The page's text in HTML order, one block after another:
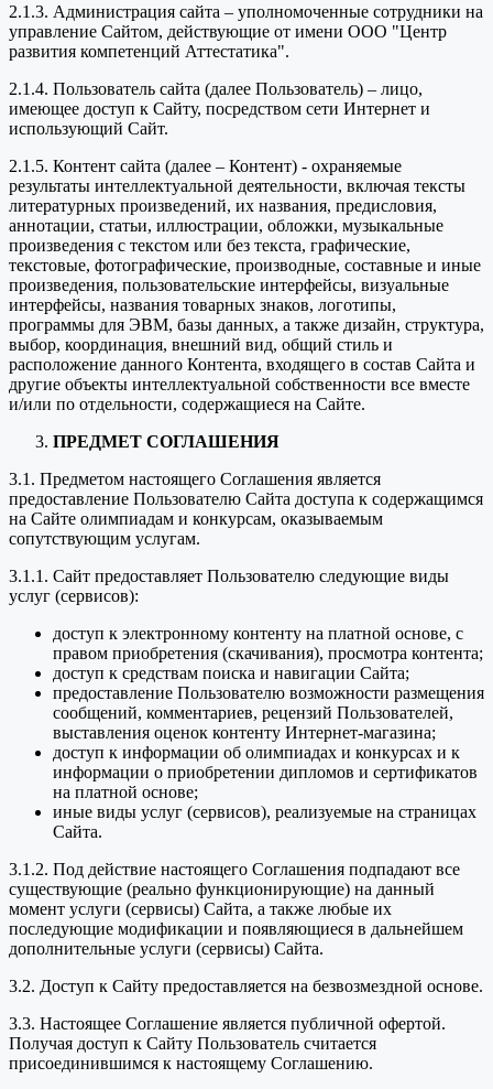
2.1.3. Администрация сайта – уполномоченные сотрудники на
управление Сайтом, действующие от имени ООО "Центр
развития компетенций Аттестатика".
2.1.4. Пользователь сайта (далее Пользователь) – лицо,
имеющее доступ к Сайту, посредством сети Интернет и
использующий Сайт.
2.1.5. Контент сайта (далее – Контент) - охраняемые
результаты интеллектуальной деятельности, включая тексты
литературных произведений, их названия, предисловия,
аннотации, статьи, иллюстрации, обложки, музыкальные
произведения с текстом или без текста, графические,
текстовые, фотографические, производные, составные и иные
произведения, пользовательские интерфейсы, визуальные
интерфейсы, названия товарных знаков, логотипы,
программы для ЭВМ, базы данных, а также дизайн, структура,
выбор, координация, внешний вид, общий стиль и
расположение данного Контента, входящего в состав Сайта и
другие объекты интеллектуальной собственности все вместе
и/или по отдельности, содержащиеся на Сайте.
ПРЕДМЕТ СОГЛАШЕНИЯ
3.1. Предметом настоящего Соглашения является
предоставление Пользователю Сайта доступа к содержащимся
на Сайте олимпиадам и конкурсам, оказываемым
сопутствующим услугам.
3.1.1. Сайт предоставляет Пользователю следующие виды
услуг (сервисов):
доступ к электронному контенту на платной основе, с
правом приобретения (скачивания), просмотра контента;
доступ к средствам поиска и навигации Сайта;
предоставление Пользователю возможности размещения
сообщений, комментариев, рецензий Пользователей,
выставления оценок контенту Интернет-магазина;
доступ к информации об олимпиадах и конкурсах и к
информации о приобретении дипломов и сертификатов
на платной основе;
иные виды услуг (сервисов), реализуемые на страницах
Сайта.
3.1.2. Под действие настоящего Соглашения подпадают все
существующие (реально функционирующие) на данный
момент услуги (сервисы) Сайта, а также любые их
последующие модификации и появляющиеся в дальнейшем
дополнительные услуги (сервисы) Сайта.
3.2. Доступ к Сайту предоставляется на безвозмездной основе.
3.3. Настоящее Соглашение является публичной офертой.
Получая доступ к Сайту Пользователь считается
присоединившимся к настоящему Соглашению.